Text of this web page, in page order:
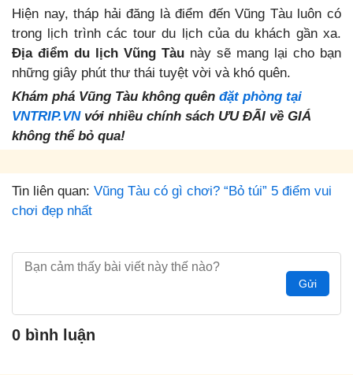
Hiện nay, tháp hải đăng là điểm đến Vũng Tàu luôn có
trong lịch trình các tour du lịch của du khách gần xa.
Địa điểm du lịch Vũng Tàu này sẽ mang lại cho bạn
những giây phút thư thái tuyệt vời và khó quên.
Khám phá Vũng Tàu không quên đặt phòng tại
VNTRIP.VNvới nhiều chính sách ƯU ĐÃI về GIÁ
không thể bỏ qua!
Tin liên quan: Vũng Tàu có gì chơi? “Bỏ túi” 5 điểm vui
chơi đẹp nhất
Gửi
0 bình luận